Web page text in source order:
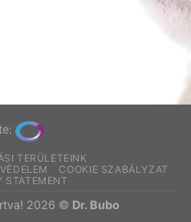
TERÜLETEINK
COOKIE SZABÁLYZAT
STATEMENT
2026 © Dr. Bubo